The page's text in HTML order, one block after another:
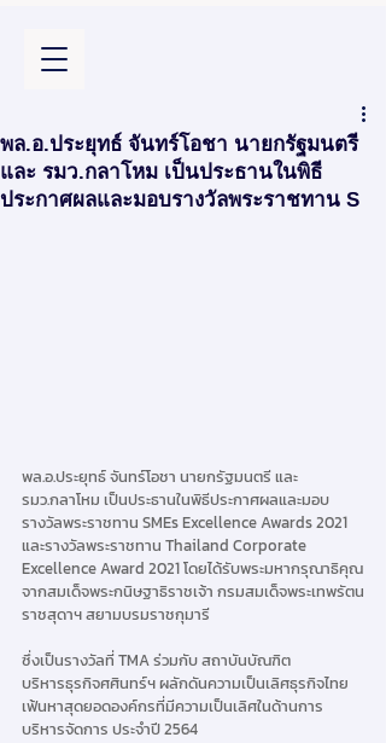
พล.อ.ประยุทธ์ จันทร์โอชา นายกรัฐมนตรี
และ รมว.กลาโหม เป็นประธานในพิธี
ประกาศผลและมอบรางวัลพระราชทาน S
พล.อ.ประยุทธ์ จันทร์โอชา นายกรัฐมนตรี และ
รมว.กลาโหม เป็นประธานในพิธีประกาศผลและมอบ
รางวัลพระราชทาน SMEs Excellence Awards 2021
และรางวัลพระราชทาน Thailand Corporate
Excellence Award 2021 โดยได้รับพระมหากรุณาธิคุณ
จากสมเด็จพระกนิษฐาธิราชเจ้า กรมสมเด็จพระเทพรัตน
ราชสุดาฯ สยามบรมราชกุมารี
ซึ่งเป็นรางวัลที่ TMA ร่วมกับ สถาบันบัณฑิต
บริหารธุรกิจศศินทร์ฯ ผลักดันความเป็นเลิศธุรกิจไทย
เฟ้นหาสุดยอดองค์กรที่มีความเป็นเลิศในด้านการ
บริหารจัดการ ประจำปี 2564